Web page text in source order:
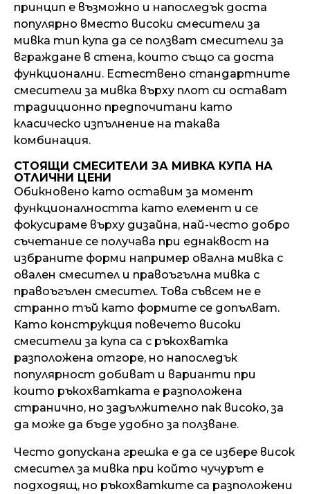
принцип е възможно и напоследък доста
популярно вместо високи смесители за
мивка тип купа да се ползват смесители за
вграждане в стена, които също са доста
функционални. Естествено стандартните
смесители за мивка върху плот си остават
традиционно предпочитани като
класическо изпълнение на такава
комбинация.
СТОЯЩИ СМЕСИТЕЛИ ЗА МИВКА КУПА НА
ОТЛИЧНИ ЦЕНИ
Обикновено като оставим за момент
функционалността като елемент и се
фокусираме върху дизайна, най-често добро
съчетание се получава при еднаквост на
избраните форми например овална мивка с
овален смесител и правоъгълна мивка с
правоъгълен смесител. Това съвсем не е
странно тъй като формите се допълват.
Като конструкция повечето високи
смесители за купа са с ръкохватка
разположена отгоре, но напоследък
популярност добиват и варианти при
които ръкохватката е разположена
странично, но задължително пак високо, за
да може да бъде удобно за ползване.
Често допускана грешка е да се избере висок
смесител за мивка при който чучурът е
подходящ, но ръкохватките са разположени